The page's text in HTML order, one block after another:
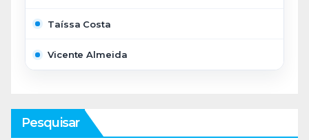
Taíssa Costa
Vicente Almeida
Pesquisar